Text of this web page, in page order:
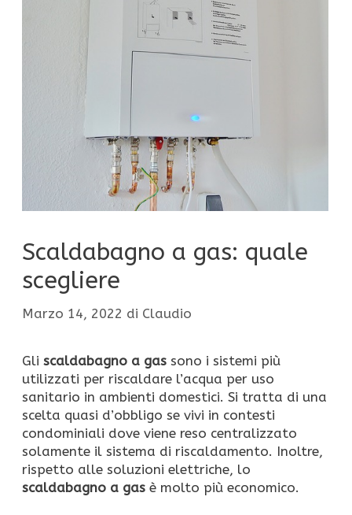
Scaldabagno a gas: quale
scegliere
Marzo 14, 2022 di Claudio
Gli scaldabagno a gas sono i sistemi più
utilizzati per riscaldare l’acqua per uso
sanitario in ambienti domestici. Si tratta di una
scelta quasi d’obbligo se vivi in contesti
condominiali dove viene reso centralizzato
solamente il sistema di riscaldamento. Inoltre,
rispetto alle soluzioni elettriche, lo
scaldabagno a gas è molto più economico.